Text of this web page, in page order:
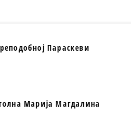
Параскеви
Марија Магдалина